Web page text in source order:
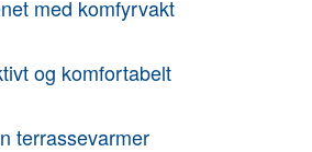
med komfyrvakt
og komfortabelt
terrassevarmer